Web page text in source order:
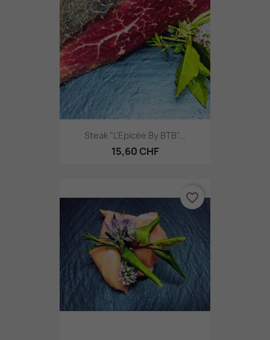
Steak "L'Epicée By BTB"...
15,60 CHF
favorite_border